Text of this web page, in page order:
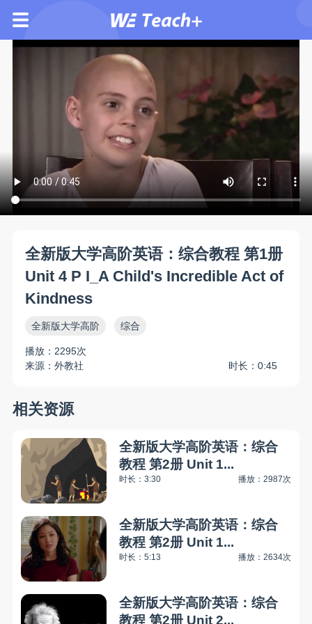
全新版大学高阶英语：综合教程 第1册
Unit 4 P I_A Child's Incredible Act of
Kindness
全新版大学高阶 综合
播放：2295次
来源：外教社
时长：0:45
相关资源
全新版大学高阶英语：综合
教程 第2册 Unit 1...
时长：3:30 播放：2987次
全新版大学高阶英语：综合
教程 第2册 Unit 1...
时长：5:13 播放：2634次
全新版大学高阶英语：综合
教程 第2册 Unit 2...